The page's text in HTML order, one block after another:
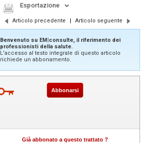
Esportazione
Articolo precedente | Articolo seguente
Benvenuto su EM|consulte, il riferimento dei
professionisti della salute.
L'accesso al testo integrale di questo articolo
richiede un abbonamento.
Abbonarsi
Già abbonato a questo trattato ?